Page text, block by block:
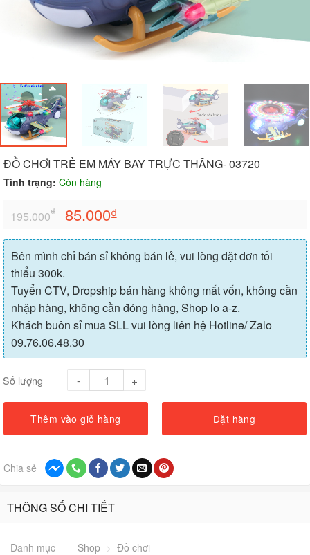
ĐỒ CHƠI TRẺ EM MÁY BAY TRỰC THĂNG- 03720
Tình trạng: Còn hàng
195.000₫ 85.000₫
Bên mình chỉ bán sỉ không bán lẻ, vui lòng đặt đơn tối
thiểu 300k.
Tuyển CTV, Dropship bán hàng không mất vốn, không cần
nhập hàng, không cần đóng hàng, Shop lo a-z.
Khách buôn sỉ mua SLL vui lòng liên hệ Hotline/ Zalo
09.76.06.48.30
Số lượng
Thêm vào giỏ hàng Đặt hàng
Chia sẻ
THÔNG SỐ CHI TIẾT
Danh mục Shop > Đồ chơi